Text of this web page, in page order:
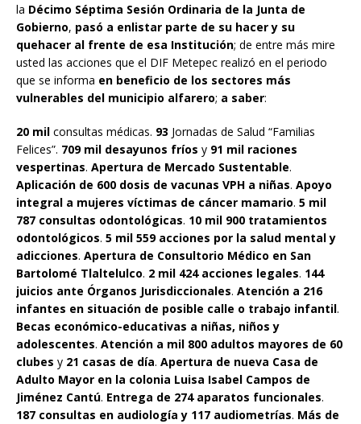
la Décimo Séptima Sesión Ordinaria de la Junta de
Gobierno, pasó a enlistar parte de su hacer y su
quehacer al frente de esa Institución; de entre más mire
usted las acciones que el DIF Metepec realizó en el periodo
que se informa en beneficio de los sectores más
vulnerables del municipio alfarero; a saber:
20 mil consultas médicas. 93 Jornadas de Salud “Familias
Felices”. 709 mil desayunos fríos y 91 mil raciones
vespertinas. Apertura de Mercado Sustentable.
Aplicación de 600 dosis de vacunas VPH a niñas. Apoyo
integral a mujeres víctimas de cáncer mamario. 5 mil
787 consultas odontológicas. 10 mil 900 tratamientos
odontológicos. 5 mil 559 acciones por la salud mental y
adicciones. Apertura de Consultorio Médico en San
Bartolomé Tlaltelulco. 2 mil 424 acciones legales. 144
juicios ante Órganos Jurisdiccionales. Atención a 216
infantes en situación de posible calle o trabajo infantil.
Becas económico-educativas a niñas, niños y
adolescentes. Atención a mil 800 adultos mayores de 60
clubes y 21 casas de día. Apertura de nueva Casa de
Adulto Mayor en la colonia Luisa Isabel Campos de
Jiménez Cantú. Entrega de 274 aparatos funcionales.
187 consultas en audiología y 117 audiometrías. Más de